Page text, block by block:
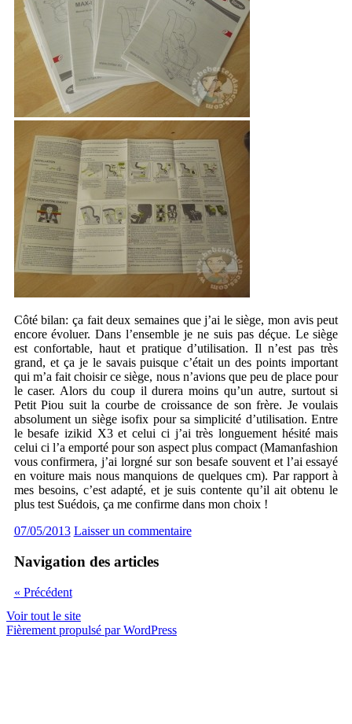
Côté bilan: ça fait deux semaines que j’ai le siège, mon avis peut
encore évoluer. Dans l’ensemble je ne suis pas déçue. Le siège
est confortable, haut et pratique d’utilisation. Il n’est pas très
grand, et ça je le savais puisque c’était un des points important
qui m’a fait choisir ce siège, nous n’avions que peu de place pour
le caser. Alors du coup il durera moins qu’un autre, surtout si
Petit Piou suit la courbe de croissance de son frère. Je voulais
absolument un siège isofix pour sa simplicité d’utilisation. Entre
le besafe izikid X3 et celui ci j’ai très longuement hésité mais
celui ci l’a emporté pour son aspect plus compact (Mamanfashion
vous confirmera, j’ai lorgné sur son besafe souvent et l’ai essayé
en voiture mais nous manquions de quelques cm). Par rapport à
mes besoins, c’est adapté, et je suis contente qu’il ait obtenu le
plus test Suédois, ça me confirme dans mon choix !
07/05/2013 Laisser un commentaire
Navigation des articles
« Précédent
Voir tout le site
Fièrement propulsé par WordPress